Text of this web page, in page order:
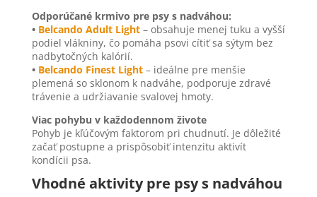
Odporúčané krmivo pre psy s nadváhou:
• Belcando Adult Light– obsahuje menej tuku a vyšší
podiel vlákniny, čo pomáha psovi cítiť sa sýtym bez
nadbytočných kalórií.
• Belcando Finest Light– ideálne pre menšie
plemená so sklonom k nadváhe, podporuje zdravé
trávenie a udržiavanie svalovej hmoty.
Viac pohybu v každodennom živote
Pohyb je kľúčovým faktorom pri chudnutí. Je dôležité
začať postupne a prispôsobiť intenzitu aktivít
kondícii psa.
Vhodné aktivity pre psy s nadváhou